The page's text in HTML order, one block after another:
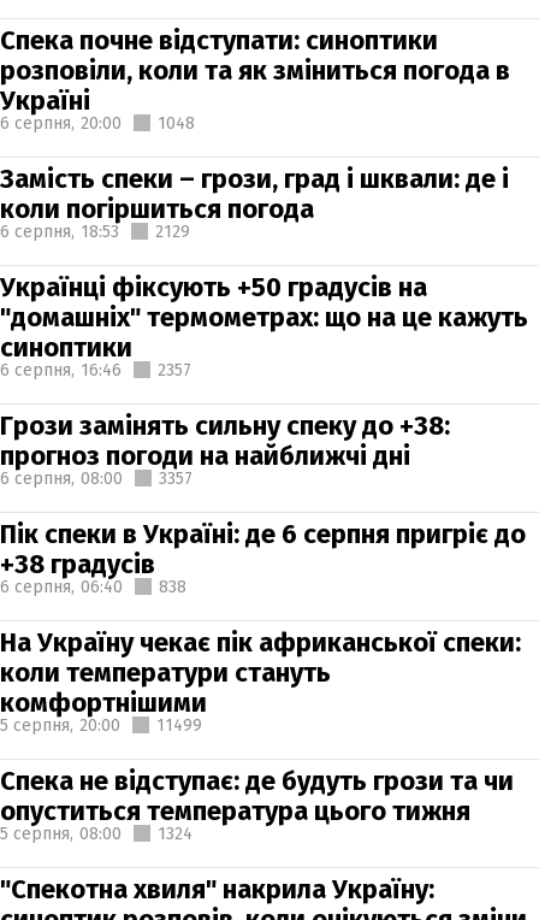
Спека почне відступати: синоптики
розповіли, коли та як зміниться погода в
Україні
6 серпня, 20:00 1048
Замість спеки – грози, град і шквали: де і
коли погіршиться погода
6 серпня, 18:53 2129
Українці фіксують +50 градусів на
"домашніх" термометрах: що на це кажуть
синоптики
6 серпня, 16:46 2357
Грози замінять сильну спеку до +38:
прогноз погоди на найближчі дні
6 серпня, 08:00 3357
Пік спеки в Україні: де 6 серпня пригріє до
+38 градусів
6 серпня, 06:40 838
На Україну чекає пік африканської спеки:
коли температури стануть
комфортнішими
5 серпня, 20:00 11499
Спека не відступає: де будуть грози та чи
опуститься температура цього тижня
5 серпня, 08:00 1324
"Спекотна хвиля" накрила Україну: